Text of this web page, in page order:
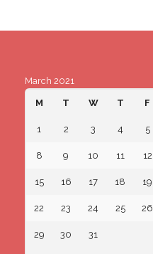
March 2021
M T W T F
1 2 3 4 5
8 9 10 11 12
15 16 17 18 19
22 23 24 25 26
29 30 31